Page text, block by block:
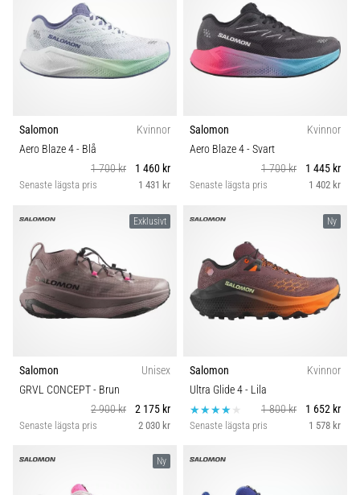
Salomon
Kvinnor
Aero Blaze 4- Blå
1 700 kr
1 460 kr
Senaste lägsta pris 1 431 kr
Salomon
Kvinnor
Aero Blaze 4- Svart
1 700 kr
1 445 kr
Senaste lägsta pris 1 402 kr
Exklusivt
Salomon
Unisex
GRVL CONCEPT- Brun
2 900 kr
2 175 kr
Senaste lägsta pris 2 030 kr
Ny
Salomon
Kvinnor
Ultra Glide 4- Lila
1 800 kr
1 652 kr
Senaste lägsta pris 1 578 kr
Ny